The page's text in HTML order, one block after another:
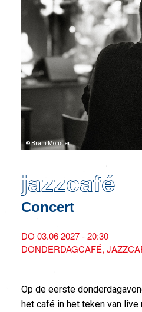
© Bram Mönster
jazzcafé
Concert
DO 03.06 2027 - 20:30
DONDERDAGCAFÉ
Op de eerste
het café in het teken van